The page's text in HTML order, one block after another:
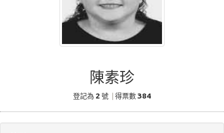
陳素珍
登記為 2 號 得票數384